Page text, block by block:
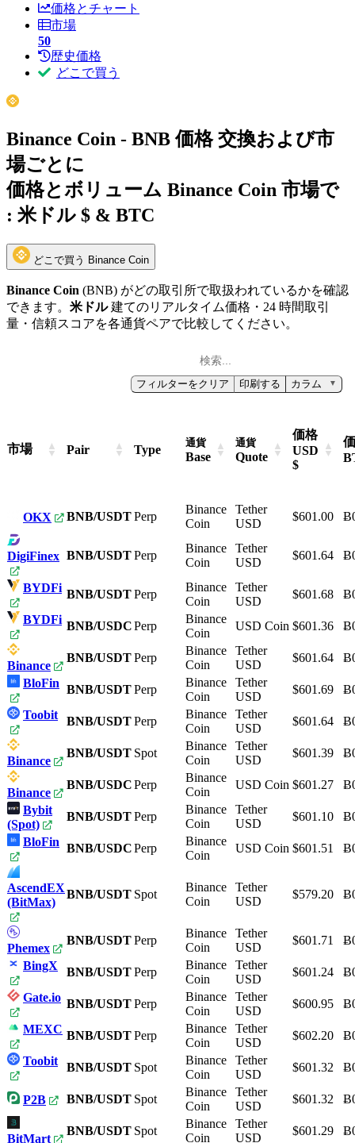
価格とチャート
市場
50
歴史価格
どこで買う
Binance Coin - BNB 価格 交換および市
場ごとに
価格とボリューム Binance Coin 市場で
: 米ドル $ & BTC
どこで買う Binance Coin
Binance Coin (BNB) がどの取引所で取扱われているかを確認
できます。 米ドル建てのリアルタイム価格・24 時間取引
量・信頼スコアを各通貨ペアで比較してください。
フィルターをクリア 印刷する カラム ▼
市場 Pair Type
通貨
Base
通貨
Quote
価格
USD
$
OKX BNB/USDTPerp
Binance
Coin
Tether
USD
$601.00
DigiFinex BNB/USDTPerp
Binance
Coin
Tether
USD
$601.64
BYDFi BNB/USDTPerp
Binance
Coin
Tether
USD
$601.68
BYDFi BNB/USDCPerp
Binance
Coin
USD Coin $601.36
Binance
BNB/USDTPerp
Binance
Coin
Tether
USD
$601.64
BloFin BNB/USDTPerp
Binance
Coin
Tether
USD
$601.69
Toobit
BNB/USDTPerp
Binance
Coin
Tether
USD
$601.64
Binance
BNB/USDT Spot
Binance
Coin
Tether
USD
$601.39
Binance
BNB/USDCPerp
Binance
Coin
USD Coin $601.27
Bybit
(Spot)
BNB/USDTPerp
Binance
Coin
Tether
USD
$601.10
BloFin BNB/USDCPerp
Binance
Coin
USD Coin $601.51
AscendEX
(BitMax)
BNB/USDT Spot
Binance
Coin
Tether
USD
$579.20
Phemex
BNB/USDTPerp
Binance
Coin
Tether
USD
$601.71
BingX
BNB/USDTPerp
Binance
Coin
Tether
USD
$601.24
Gate.io BNB/USDTPerp
Binance
Coin
Tether
USD
$600.95
MEXC BNB/USDTPerp
Binance
Coin
Tether
USD
$602.20
Toobit
BNB/USDT Spot
Binance
Coin
Tether
USD
$601.32
P2B BNB/USDT Spot
Binance
Coin
Tether
USD
$601.32
BitMart
BNB/USDT Spot
Binance
Coin
Tether
USD
$601.29